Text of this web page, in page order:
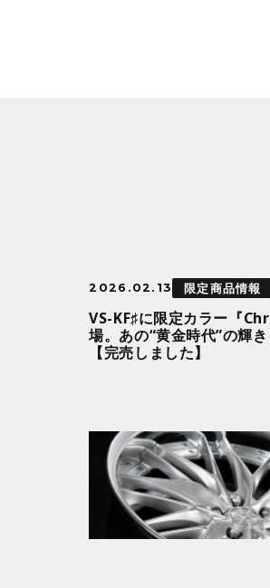
2026.02.13 限定商品情報
VS-KF♯に限定カラー『
場。あの“黄金時代”の輝き
【完売しました】